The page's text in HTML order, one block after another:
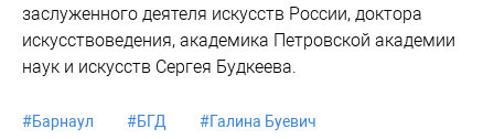
заслуженного деятеля искусств России, доктора
искусствоведения, академика Петровской академии
наук и искусств Сергея Будкеева.
#Барнаул #БГД #Галина Буевич